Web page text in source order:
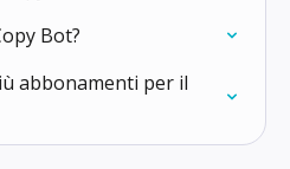
Bot?
abbonamenti per il